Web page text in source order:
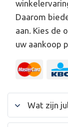
Daarom
aan. Kies de
uw aankoop
Wat zijn